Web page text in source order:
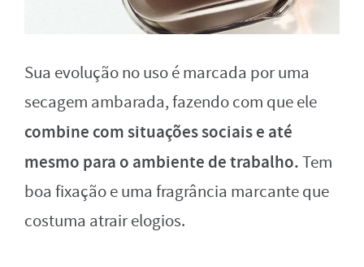
Sua evolução no uso é marcada por uma
secagem ambarada, fazendo com que ele
combine com situações sociais e até
mesmo para o ambiente de trabalho.Tem
boa fixação e uma fragrância marcante que
costuma atrair elogios.